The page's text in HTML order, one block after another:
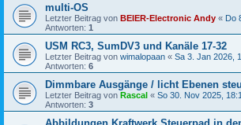
multi-OS
Letzter Beitrag von BEIER-Electronic Andy « Do
Antworten: 1
USM RC3, SumDV3 und Kanäle 17-32
Letzter Beitrag von wimalopaan « Sa 3. Jan 2026,
Antworten: 6
Dimmbare Ausgänge / licht Ebenen
Letzter Beitrag von Rascal « So 30. Nov 2025,
Antworten: 3